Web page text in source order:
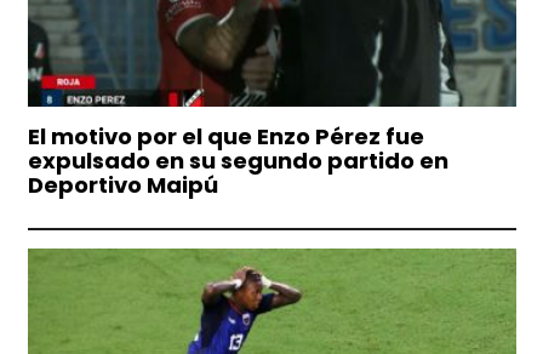
El motivo por el que Enzo Pérez fue
expulsado en su segundo partido en
Deportivo Maipú